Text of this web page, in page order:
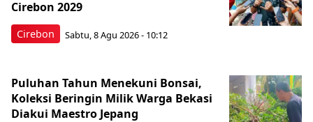
Cirebon
Cirebon 2029
Sabtu, 8 Agu 2026 - 10:12
Puluhan Tahun Menekuni Bonsai,
Koleksi Beringin Milik Warga Bekasi
Diakui Maestro Jepang